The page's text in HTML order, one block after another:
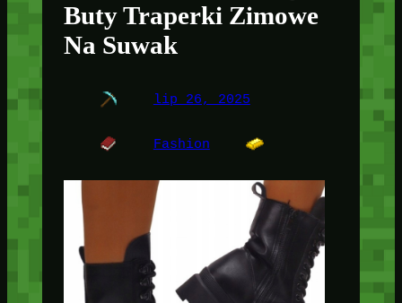
Buty Traperki Zimowe
Na Suwak
lip 26, 2025
Fashion